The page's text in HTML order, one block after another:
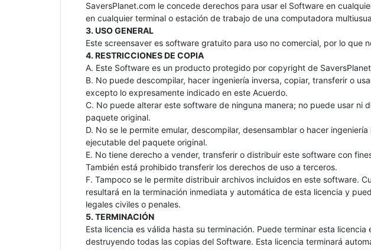
SaversPlanet.com le concede derechos para usar el Software en
en cualquier terminal o estación de trabajo de una computadora
3. USO GENERAL
Este screensaver es software gratuito para uso no comercial, por lo que
4. RESTRICCIONES DE COPIA
A. Este Software es un producto protegido por copyright de
B. No puede descompilar, hacer ingeniería inversa, copiar, transferir o
excepto lo expresamente indicado en este Acuerdo.
C. No puede alterar este software de ninguna manera; no puede usar ni
paquete original.
D. No se le permite emular, descompilar, desensamblar o hacer
ejecutable del paquete original.
E. No tiene derecho a vender, transferir o distribuir este software con
También está prohibido transferir los derechos de uso a terceros.
F. Tampoco se le permite distribuir archivos incluidos en este software.
resultará en la terminación inmediata y automática de esta licencia y
legales civiles o penales.
5. TERMINACIÓN
Esta licencia es válida hasta su terminación. Puede terminar esta licencia
destruyendo todas las copias del Software. Esta licencia terminará